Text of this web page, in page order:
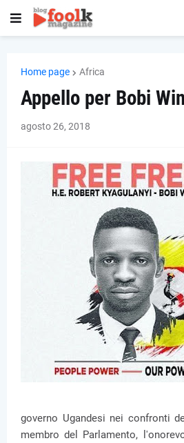
Home page Africa
Appello per Bobi
agosto 26, 2018
governo Ugandesi nei confronti
membro del Parlamento,